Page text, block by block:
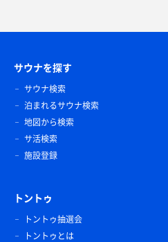
サウナを探す
サウナ検索
泊まれるサウナ検索
地図から検索
サ活検索
施設登録
トントゥ
トントゥ抽選会
トントゥとは